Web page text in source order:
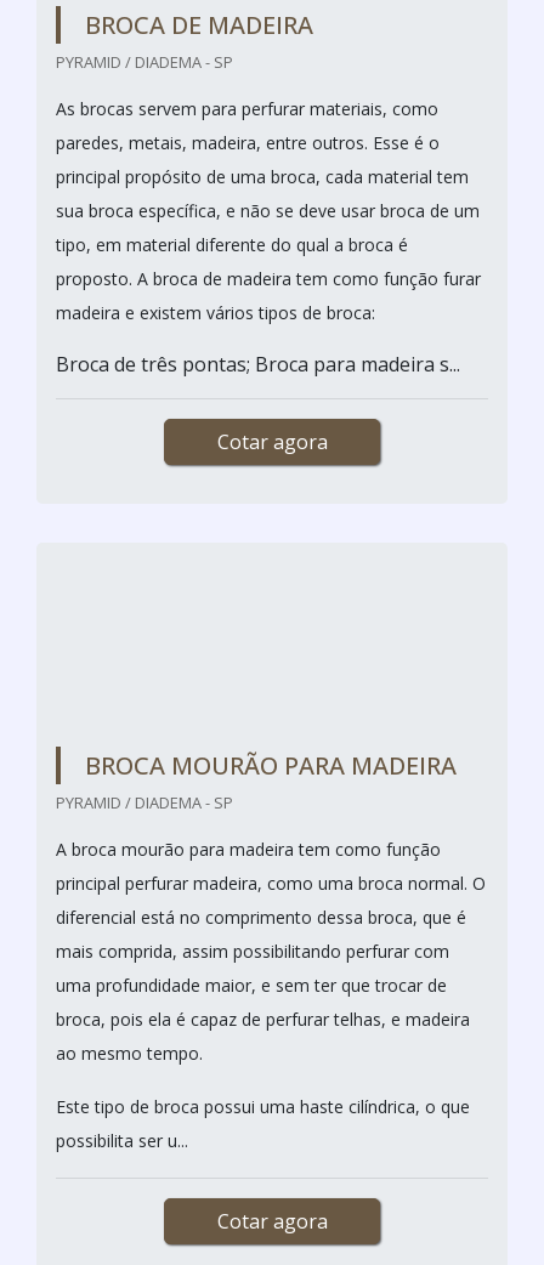
BROCA DE MADEIRA
PYRAMID / DIADEMA - SP
As brocas servem para perfurar materiais, como
paredes, metais, madeira, entre outros. Esse é o
principal propósito de uma broca, cada material tem
sua broca específica, e não se deve usar broca de um
tipo, em material diferente do qual a broca é
proposto. A broca de madeira tem como função furar
madeira e existem vários tipos de broca:
Broca de três pontas; Broca para madeira s...
Cotar agora
BROCA MOURÃO PARA MADEIRA
PYRAMID / DIADEMA - SP
A broca mourão para madeira tem como função
principal perfurar madeira, como uma broca normal. O
diferencial está no comprimento dessa broca, que é
mais comprida, assim possibilitando perfurar com
uma profundidade maior, e sem ter que trocar de
broca, pois ela é capaz de perfurar telhas, e madeira
ao mesmo tempo.
Este tipo de broca possui uma haste cilíndrica, o que
possibilita ser u...
Cotar agora